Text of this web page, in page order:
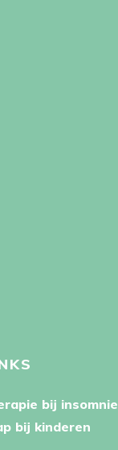
bij insomnie
bij kinderen